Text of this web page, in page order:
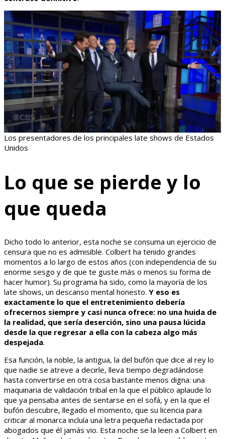
Los presentadores de los principales late shows de Estados
Unidos
Lo que se pierde y lo
que queda
Dicho todo lo anterior, esta noche se consuma un ejercicio de
censura que no es admisible. Colbert ha tenido grandes
momentos a lo largo de estos años (con independencia de su
enorme sesgo y de que te guste más o menos su forma de
hacer humor). Su programa ha sido, como la mayoría de los
late shows, un descanso mental honesto. Y eso es
exactamente lo que el entretenimiento debería
ofrecernos siempre y casi nunca ofrece: no una huida de
la realidad, que sería deserción, sino una pausa lúcida
desde la que regresar a ella con la cabeza algo más
despejada.
Esa función, la noble, la antigua, la del bufón que dice al rey lo
que nadie se atreve a decirle, lleva tiempo degradándose
hasta convertirse en otra cosa bastante menos digna: una
maquinaria de validación tribal en la que el público aplaude lo
que ya pensaba antes de sentarse en el sofá, y en la que el
bufón descubre, llegado el momento, que su licencia para
criticar al monarca incluía una letra pequeña redactada por
abogados que él jamás vio. Esta noche se la leen a Colbert en